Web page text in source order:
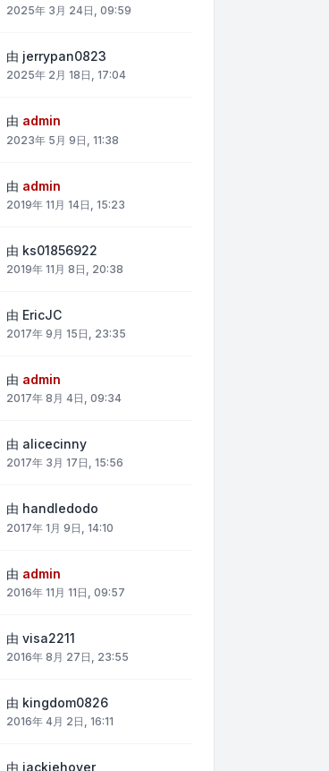
2025年 3月 24日, 09:59
由 jerrypan0823
2025年 2月 18日, 17:04
由 admin
2023年 5月 9日, 11:38
由 admin
2019年 11月 14日, 15:23
由 ks01856922
2019年 11月 8日, 20:38
由 EricJC
2017年 9月 15日, 23:35
由 admin
2017年 8月 4日, 09:34
由 alicecinny
2017年 3月 17日, 15:56
由 handledodo
2017年 1月 9日, 14:10
由 admin
2016年 11月 11日, 09:57
由 visa2211
2016年 8月 27日, 23:55
由 kingdom0826
2016年 4月 2日, 16:11
由 jackiehover